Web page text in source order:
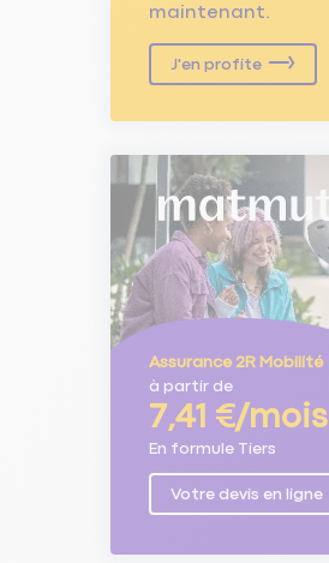
maintenant.
J'en profite
Assurance 2R Mobilité
à partir de
7,41 €/mois
En formule Tiers
Votre devis en ligne